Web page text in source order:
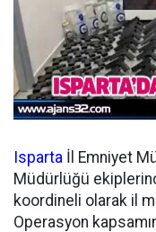
Isparta İl Emniyet
Müdürlüğü
koordineli olarak il
Operasyon